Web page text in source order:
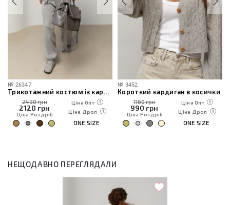
№ 26347
Трикотажний костюм із кардиганом, топом та штанами
2490 грн
2120 грн
Ціна Роздріб
Ціна Опт
Ціна Дроп
ONE SIZE
№ 3452
Короткий кардиган в косички
1160 грн
990 грн
Ціна Роздріб
Ціна Опт
Ціна Дроп
ONE SIZE
НЕЩОДАВНО ПЕРЕГЛЯДАЛИ